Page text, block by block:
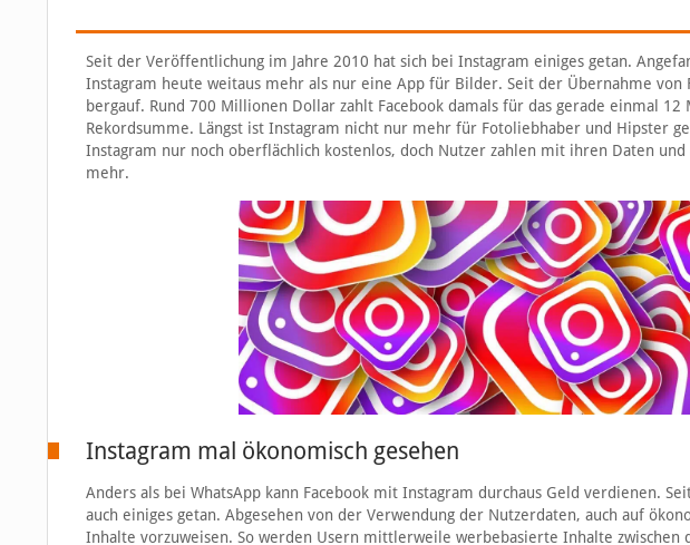
Seit der Veröffentlichung im Jahre 2010 hat sich bei Instagram einiges getan.
Instagram heute weitaus mehr als nur eine App für Bilder. Seit der Übernahme von
bergauf. Rund 700 Millionen Dollar zahlt Facebook damals für das gerade einmal
Rekordsumme. Längst ist Instagram nicht nur mehr für Fotoliebhaber und Hipster
Instagram nur noch oberflächlich kostenlos, doch Nutzer zahlen mit ihren Daten
mehr.
Instagram mal ökonomisch gesehen
Anders als bei WhatsApp kann Facebook mit Instagram durchaus Geld verdienen.
auch einiges getan. Abgesehen von der Verwendung der Nutzerdaten, auch auf
Inhalte vorzuweisen. So werden Usern mittlerweile werbebasierte Inhalte zwischen